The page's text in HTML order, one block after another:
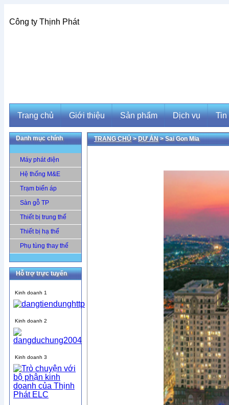
Công ty Thịnh Phát
Trang chủ
Trang chủ
Giới thiệu
Giới thiệu
Sản phẩm
Sản phẩm
Dịch vụ
Dịch vụ
Tin
Tin
Danh mục chính
Máy phát điện
Hệ thống M&E
Trạm biến áp
Sàn gỗ TP
Thiết bị trung thế
Thiết bị hạ thế
Phụ tùng thay thế
Hỗ trợ trực tuyến
Kinh doanh 1
Kinh doanh 2
Kinh doanh 3
TRANG CHỦ>DỰ ÁN> Sai Gon Mia